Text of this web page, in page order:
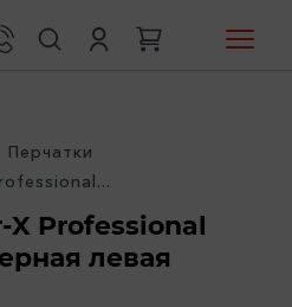
Перчатки
X Professional
левая